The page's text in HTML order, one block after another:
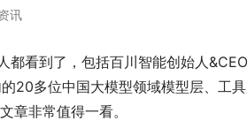
讯
都看到了，包括百川智能创始人
20多位中国大模型领域模型层、工
章非常值得一看。